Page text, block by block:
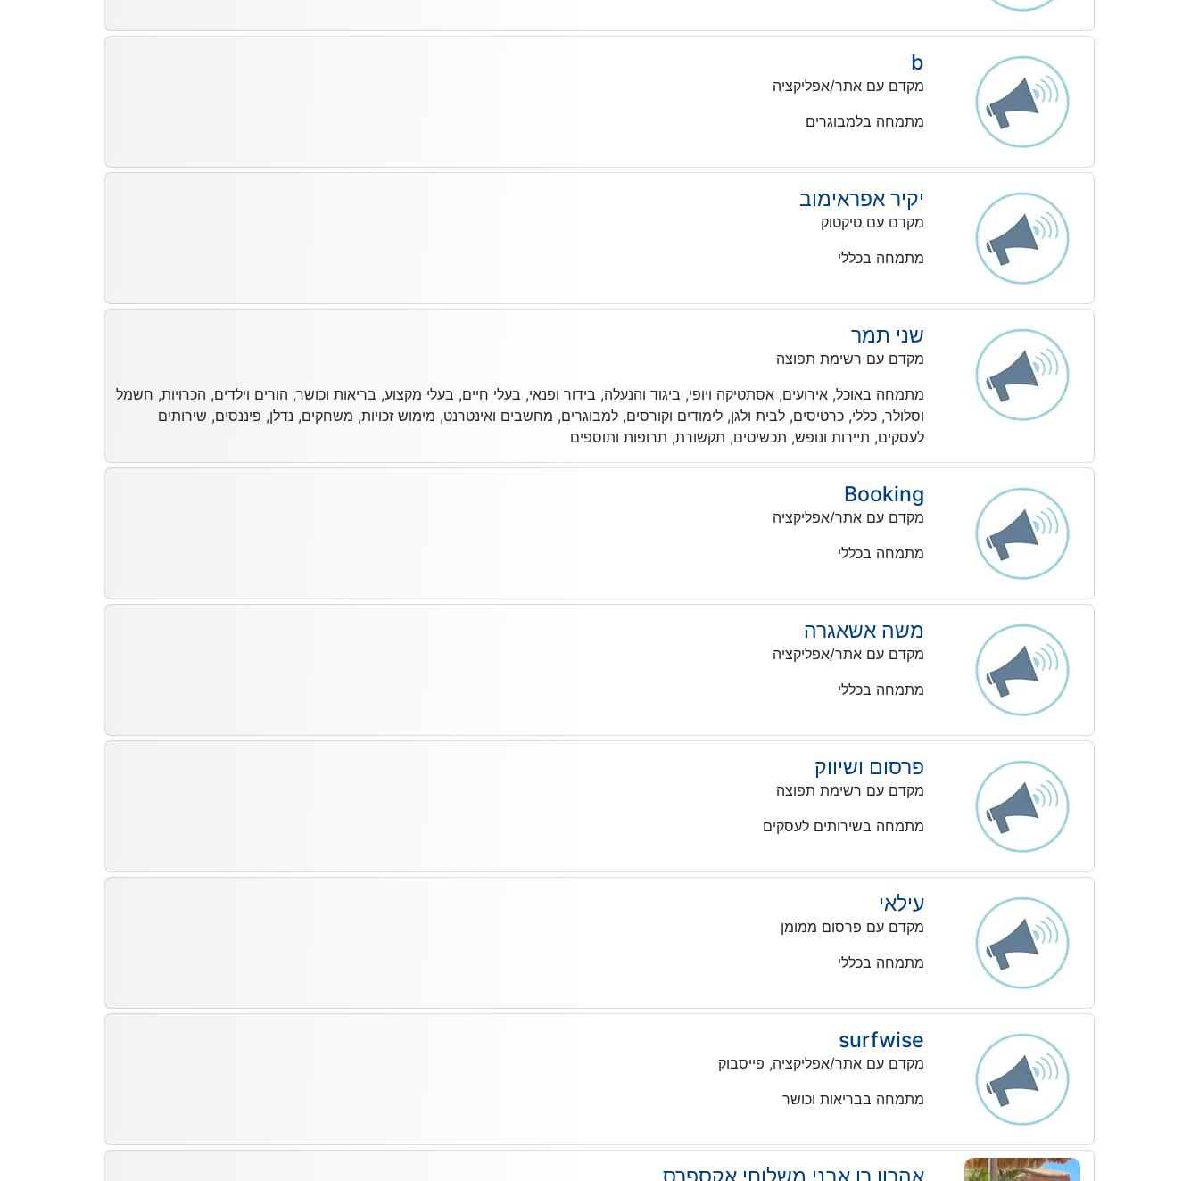
b
מקדם עם אתר/אפליקציה
מתמחה בלמבוגרים
יקיר אפראימוב
מקדם עם טיקטוק
מתמחה בכללי
שני תמר
מקדם עם רשימת תפוצה
מתמחה באוכל, אירועים, אסתטיקה ויופי, ביגוד והנעלה, בידור ופנאי, בעלי חיים, בעלי מקצוע, בריאות וכושר, הורים וילדים, הכרויות, חשמל
וסלולר, כללי, כרטיסים, לבית ולגן, לימודים וקורסים, למבוגרים, מחשבים ואינטרנט, מימוש זכויות, משחקים, נדלן, פיננסים, שירותים
לעסקים, תיירות ונופש, תכשיטים, תקשורת, תרופות ותוספים
Booking
מקדם עם אתר/אפליקציה
מתמחה בכללי
משה אשאגרה
מקדם עם אתר/אפליקציה
מתמחה בכללי
פרסום ושיווק
מקדם עם רשימת תפוצה
מתמחה בשירותים לעסקים
עילאי
מקדם עם פרסום ממומן
מתמחה בכללי
surfwise
מקדם עם אתר/אפליקציה, פייסבוק
מתמחה בבריאות וכושר